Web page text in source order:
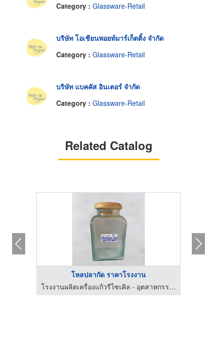
Category : Glassware-Retail
บริษัท โอเชียนพอยท์มาร์เก็ตติ้ง จำกัด
Category : Glassware-Retail
บริษัท แบคคัส อินเตอร์ จำกัด
Category : Glassware-Retail
Related Catalog
โหลปลากัด ราคาโรงงาน
โรงงานผลิตเครื่องแก้วรีไซเคิล - อุตสาหกรรมแก้วนครหลวง